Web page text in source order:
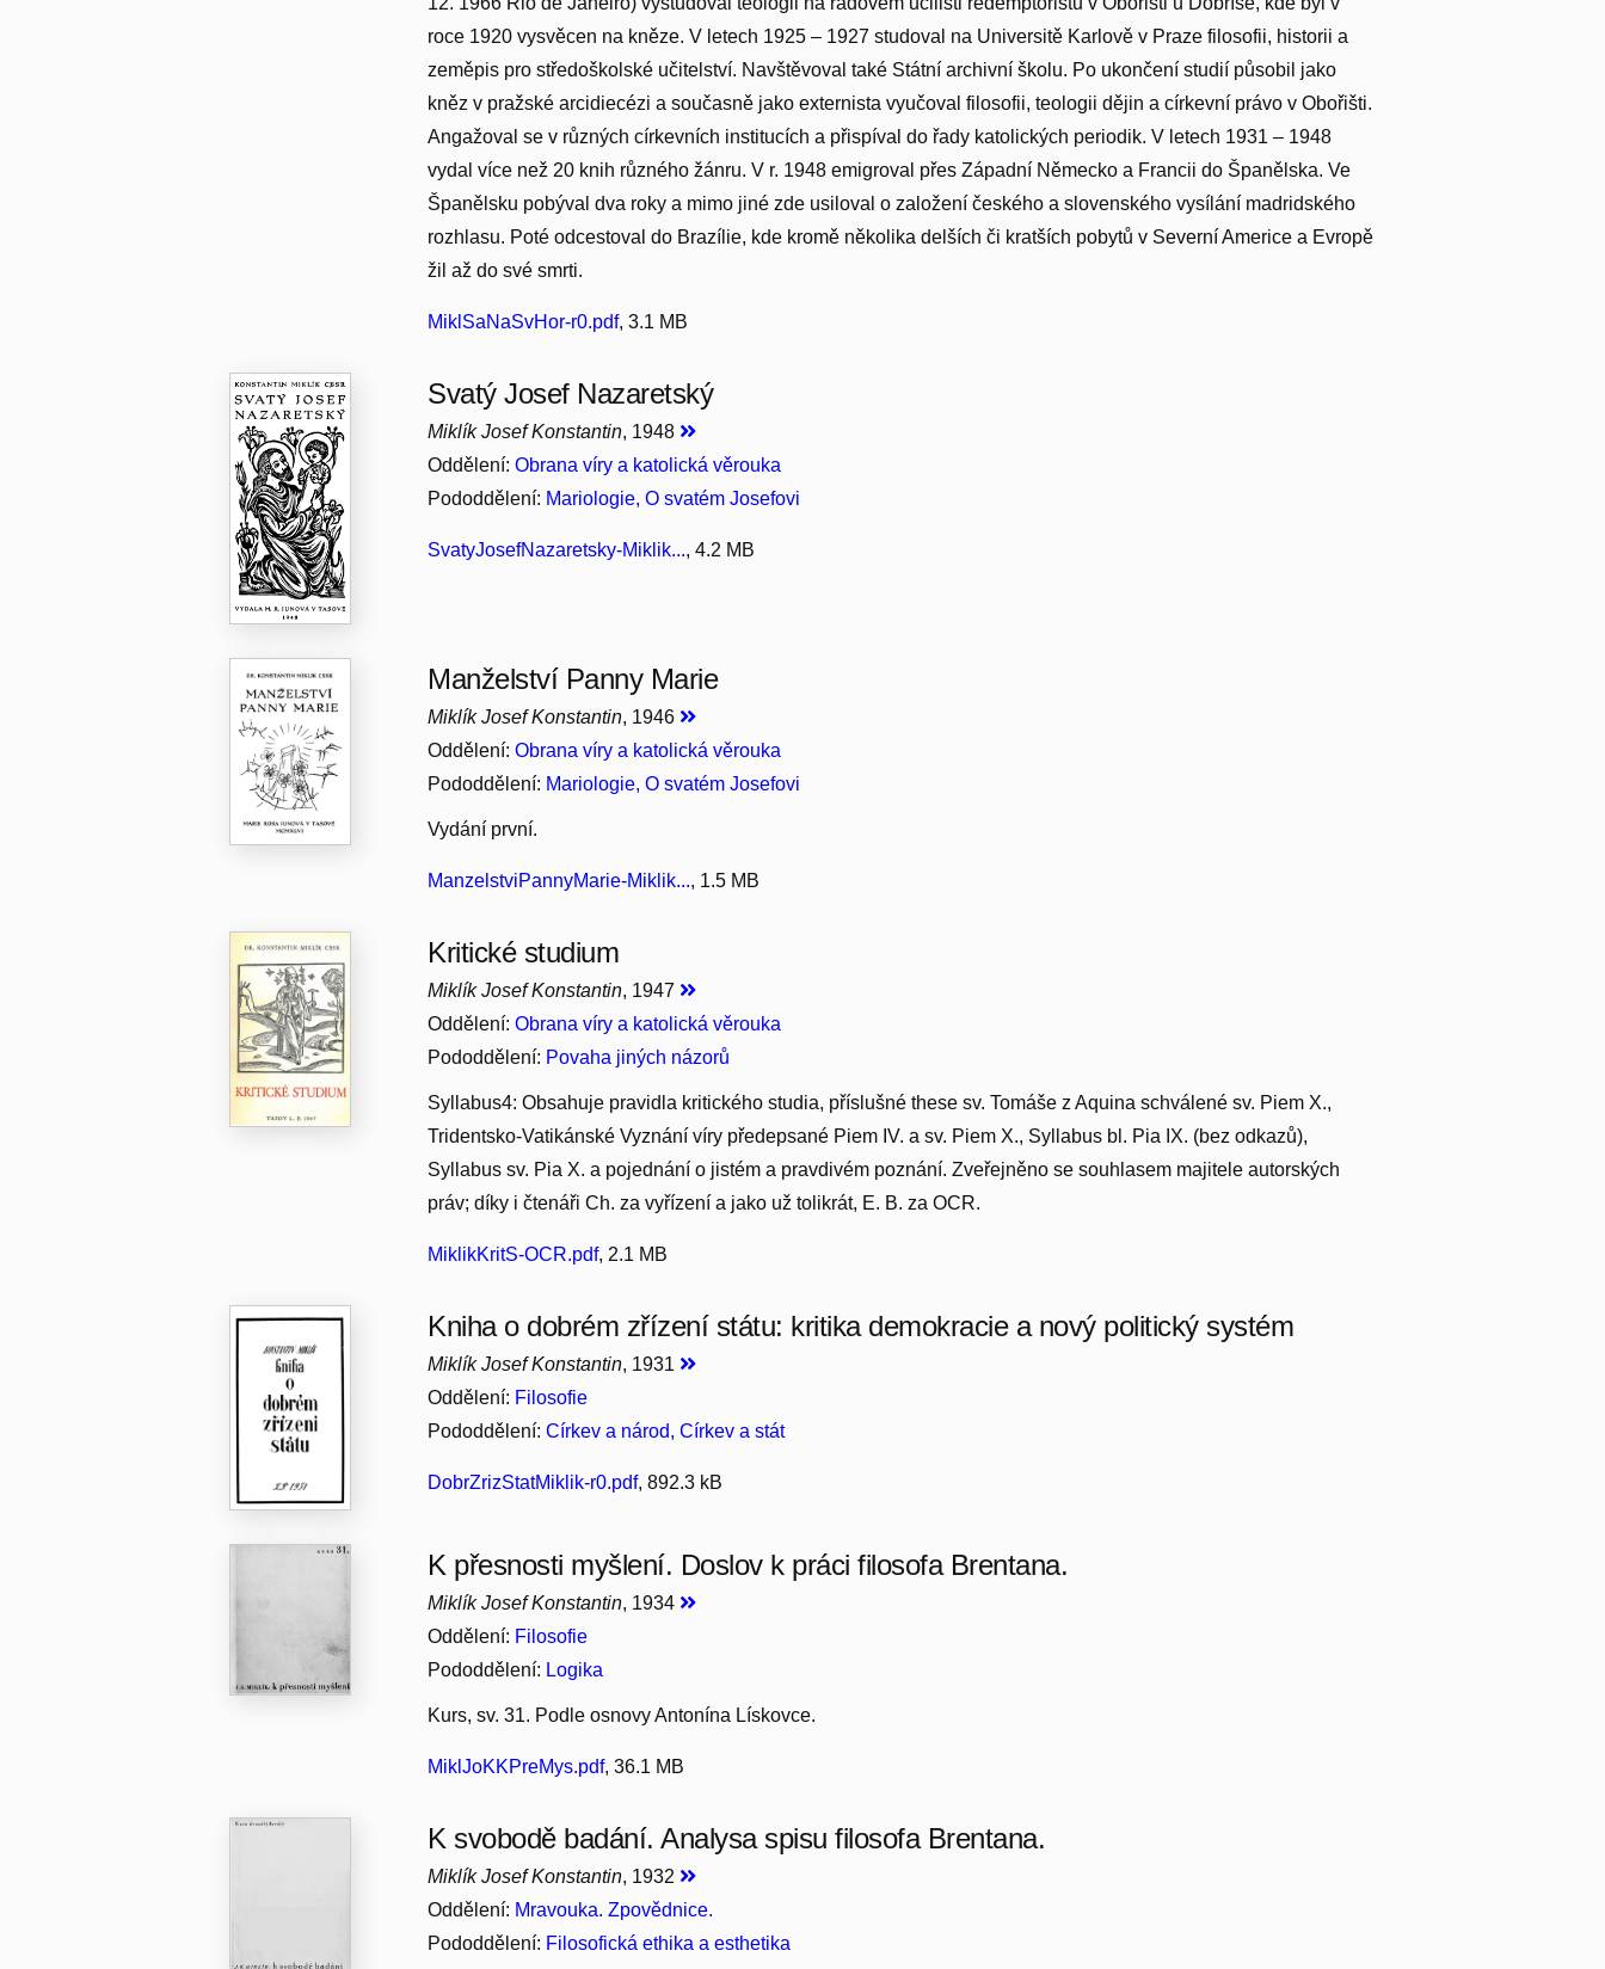
roce 1920 vysvěcen na kněze. V letech 1925 – 1927 studoval na Universitě Karlově v Praze filosofii, historii a
zeměpis pro středoškolské učitelství. Navštěvoval také Státní archivní školu. Po ukončení studií působil jako
kněz v pražské arcidiecézi a současně jako externista vyučoval filosofii, teologii dějin a církevní právo v Obořišti.
Angažoval se v různých církevních institucích a přispíval do řady katolických periodik. V letech 1931 – 1948
vydal více než 20 knih různého žánru. V r. 1948 emigroval přes Západní Německo a Francii do Španělska. Ve
Španělsku pobýval dva roky a mimo jiné zde usiloval o založení českého a slovenského vysílání madridského
rozhlasu. Poté odcestoval do Brazílie, kde kromě několika delších či kratších pobytů v Severní Americe a Evropě
žil až do své smrti.
MiklSaNaSvHor-r0.pdf, 3.1 MB
Svatý Josef Nazaretský
Miklík Josef Konstantin, 1948
Oddělení:Obrana víry a katolická věrouka
Pododdělení: Mariologie, O svatém Josefovi
SvatyJosefNazaretsky-Miklik..., 4.2 MB
Manželství Panny Marie
Miklík Josef Konstantin, 1946
Oddělení:Obrana víry a katolická věrouka
Pododdělení: Mariologie, O svatém Josefovi
Vydání první.
ManzelstviPannyMarie-Miklik..., 1.5 MB
Kritické studium
Miklík Josef Konstantin, 1947
Oddělení:Obrana víry a katolická věrouka
Pododdělení: Povaha jiných názorů
Syllabus4: Obsahuje pravidla kritického studia, příslušné these sv. Tomáše z Aquina schválené sv. Piem X.,
Tridentsko-Vatikánské Vyznání víry předepsané Piem IV. a sv. Piem X., Syllabus bl. Pia IX. (bez odkazů),
Syllabus sv. Pia X. a pojednání o jistém a pravdivém poznání. Zveřejněno se souhlasem majitele autorských
práv; díky i čtenáři Ch. za vyřízení a jako už tolikrát, E. B. za OCR.
MiklikKritS-OCR.pdf, 2.1 MB
Kniha o dobrém zřízení státu: kritika demokracie a nový politický systém
Miklík Josef Konstantin, 1931
Oddělení: Filosofie
Pododdělení:Církev a národ, Církev a stát
DobrZrizStatMiklik-r0.pdf, 892.3 kB
K přesnosti myšlení. Doslov k práci filosofa Brentana.
Miklík Josef Konstantin, 1934
Oddělení: Filosofie
Pododdělení: Logika
Kurs, sv. 31. Podle osnovy Antonína Lískovce.
MiklJoKKPreMys.pdf, 36.1 MB
K svobodě badání. Analysa spisu filosofa Brentana.
Miklík Josef Konstantin, 1932
Oddělení: Mravouka. Zpovědnice.
Pododdělení: Filosofická ethika a esthetika